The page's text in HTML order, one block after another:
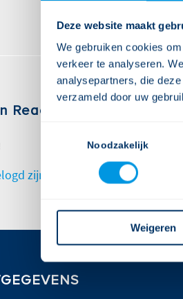
Deze website maakt
We gebruiken cookies
verkeer te analyseren.
analysepartners, die
verzameld door uw
Noodzakelijk
Weigeren
Reactie
zijn op om een reactie te